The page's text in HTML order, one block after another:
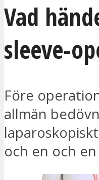
Vad
sleeve-
Före
allmän
och en och